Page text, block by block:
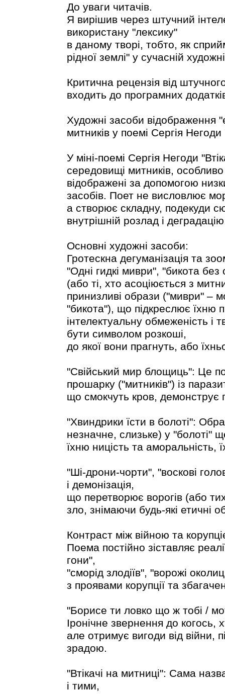
До уваги читачів.
Я вирішив через штучний
використану "лексику"
в даному творі, тобто, як
рідної землі" у сучасній
Критична рецензія від
входить до програмних
Художні засоби відображення
митників у поемі Сергія Негоди
У міні-поемі Сергія Негоди
середовищі митників,
відображені за допомогою
засобів. Поет не висловлює
а створює складну, подекуди
внутрішній розлад і
Основні художні засоби:
Гротескна дегуманізація та
"Одні гидкі миври", "бикота
(або ті, хто асоціюється з
принизливі образи ("миври" –
"бикота"), що підкреслює їхню
інтелектуальну обмеженість і
бути символом розкоші,
до якої вони прагнуть, або
"Свійський мир блощиць": Це
прошарку ("митників") із
що смокчуть кров, демонструє
"Хвиндрики їсти в болоті":
незначне, слизьке) у "болоті"
їхню ницість та аморальність,
"Ші-дрони-чорти", "воскові
і демонізація,
що перетворює ворогів (або
зло, знімаючи будь-які етичні
Контраст між війною та
Поема постійно зіставляє
гони",
"сморід злодіїв", "ворожі
з проявами корупції та
"Борисе ти ловко що ж тобі /
Іронічне звернення до
але отримує вигоди від війни,
зрадою.
"Втікачі на митниці": Сама
і тими,